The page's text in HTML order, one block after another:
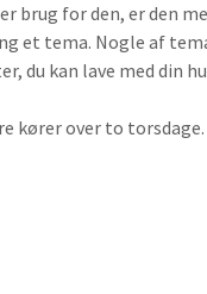
brug for den, er den
et tema. Nogle af
du kan lave med din
kører over to